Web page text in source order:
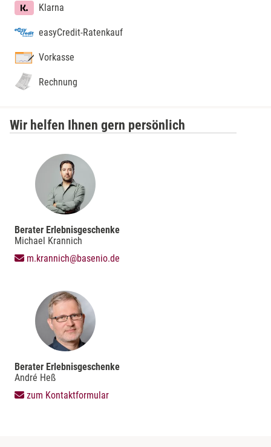
Klarna
easyCredit-Ratenkauf
Vorkasse
Rechnung
Wir helfen Ihnen gern persönlich
Berater Erlebnisgeschenke
Michael Krannich
m.krannich@basenio.de
Berater Erlebnisgeschenke
André Heß
zum Kontaktformular